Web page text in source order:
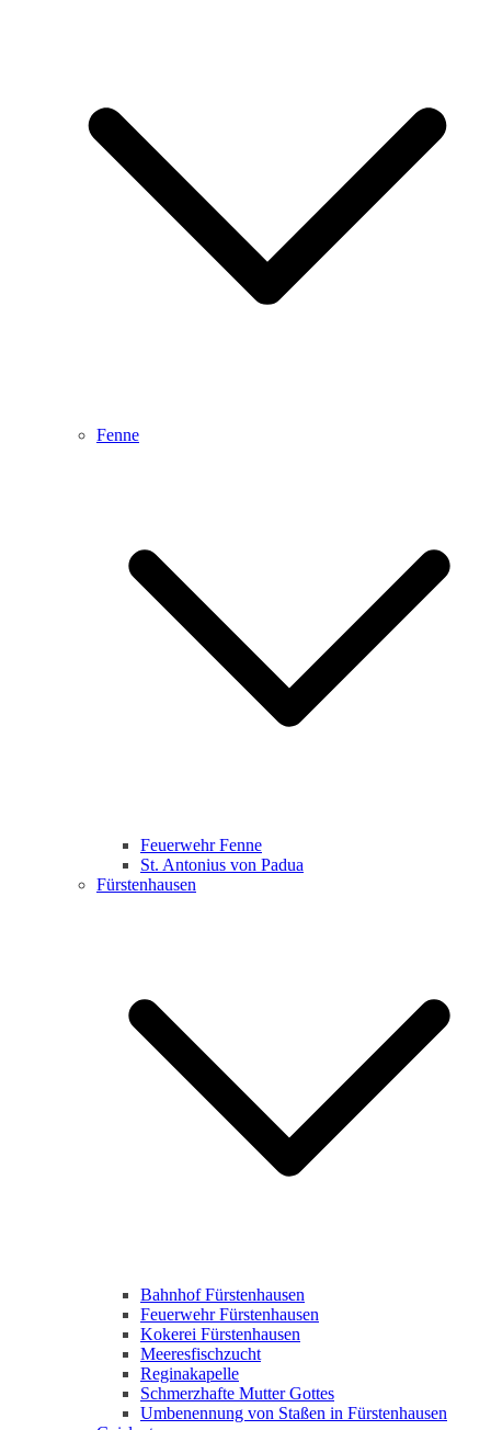
Fenne
Feuerwehr Fenne
St. Antonius von Padua
Fürstenhausen
Bahnhof Fürstenhausen
Feuerwehr Fürstenhausen
Kokerei Fürstenhausen
Meeresfischzucht
Reginakapelle
Schmerzhafte Mutter Gottes
Umbenennung von Staßen in Fürstenhausen